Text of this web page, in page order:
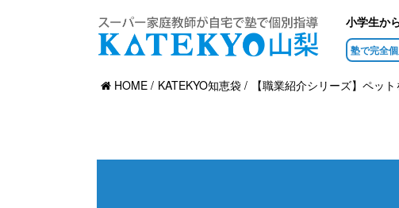
小学生か
塾で完全
HOME
KATEKYO知恵袋 【職業紹介シリーズ】ペッ